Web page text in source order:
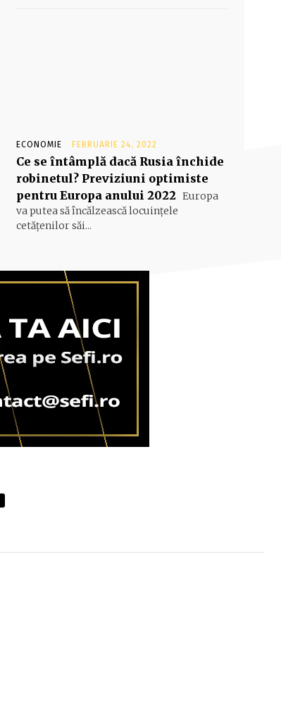
ECONOMIE FEBRUARIE 24, 2022
Ce se întâmplă dacă Rusia închide
robinetul? Previziuni optimiste
pentru Europa anului 2022 Europa
va putea să încălzească locuințele
cetățenilor săi...